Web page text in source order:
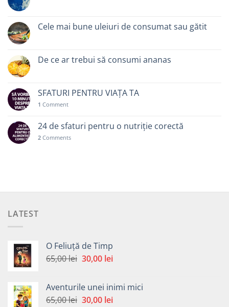
Cele mai bune uleiuri de consumat sau gătit
De ce ar trebui să consumi ananas
SFATURI PENTRU VIAȚA TA
1 Comment
24 de sfaturi pentru o nutriție corectă
2 Comments
LATEST
O Feliuță de Timp
65,00lei Prețul
fost:
65,00 lei.
30,00 leiPrețul
30,00 lei.
Aventurile unei inimi mici
65,00lei Prețul
30,00 leiPrețul